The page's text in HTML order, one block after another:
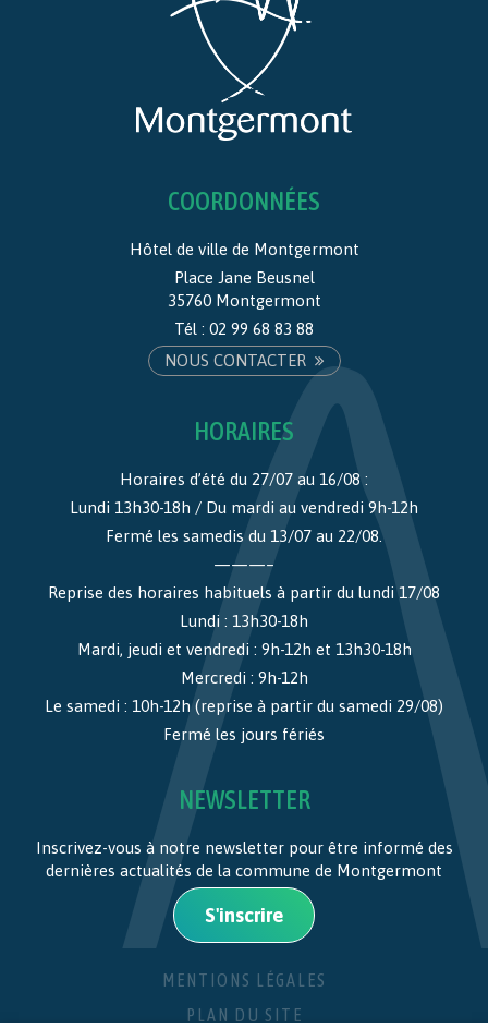
COORDONNÉES
Hôtel de ville de Montgermont
Place Jane Beusnel
35760 Montgermont
Tél : 02 99 68 83 88
NOUS CONTACTER
HORAIRES
Horaires d’été du 27/07 au 16/08 :
Lundi 13h30-18h / Du mardi au vendredi 9h-12h
Fermé les samedis du 13/07 au 22/08.
———–
Reprise des horaires habituels à partir du lundi 17/08
Lundi : 13h30-18h
Mardi, jeudi et vendredi : 9h-12h et 13h30-18h
Mercredi : 9h-12h
Le samedi : 10h-12h (reprise à partir du samedi 29/08)
Fermé les jours fériés
NEWSLETTER
Inscrivez-vous à notre newsletter pour être informé des
dernières actualités de la commune de Montgermont
S'inscrire
MENTIONS LÉGALES
PLAN DU SITE